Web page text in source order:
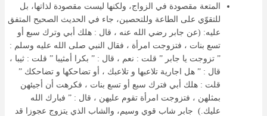
المتعة مقصودة في الزواج، ولكنها ليست مقصودة لذاتها، بل
للتقوّي على الطاعة وللتحصين، جاء في الحديث الصحيح المتفق
عليه: (عن جابر رضي الله عنه ، قال : هلك أبي وترك سبع أو
تسع بنات ، فتزوجت امرأة ، فقال النبي صلى الله عليه وسلم :
” تزوجت يا جابر ” قلت : نعم ، قال : ” بكرا أمثيبا ” قلت : ثيبا ،
قال : ” هل اجارية تلاعبها و تلاعبك ، أو تضاحكها و تضاحكك ”
قلت : هلك أبي فترك سبع أو تسع بنات ، فكرهت أن أجيئهن
بمثلهن ، فتزوجت امرأة تقوم عليهن ، قال : ” فبارك الله
عليك.) جابر شاب قوي وسيم، والشاب الذي يتزوج عجوزا قد